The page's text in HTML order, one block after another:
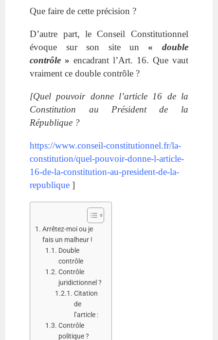
Que faire de cette précision ?
D’autre part, le Conseil Constitutionnel
évoque sur son site un « double
contrôle »encadrant l’Art. 16. Que vaut
vraiment ce double contrôle ?
[Quel pouvoir donne l’article 16 de la
Constitution au Président de la
République ?
https://www.conseil-constitutionnel.fr/la-
constitution/quel-pouvoir-donne-l-article-
16-de-la-constitution-au-president-de-la-
republique ]
Arrêtez-moi ou je
fais un malheur !
Double
contrôle
Contrôle
juridictionnel ?
Citation
de
l’article :
Contrôle
politique ?